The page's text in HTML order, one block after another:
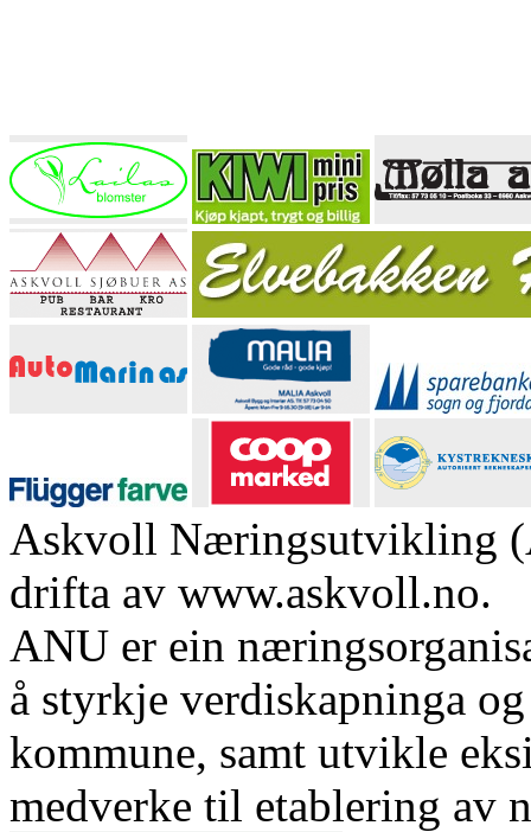
Askvoll Næringsutvikling
drifta av www.askvoll.no.
ANU er ein
å styrkje verdiskapninga
kommune, samt utvikle
medverke til etablering av